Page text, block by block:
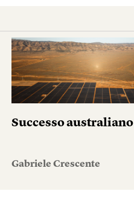
Successo australiano
Gabriele Crescente